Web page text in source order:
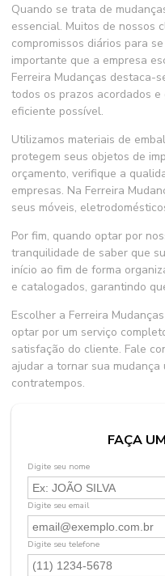
Quando se trata de
essencial. Muitos de nossos
compromissos diários para
importante que a empresa
Ferreira Mudanças destaca-
todos os prazos acordados
eficiente possível.
Utilizamos materiais de
protegem seus objetos de
orçamento, verifique a
empresas. Na Ferreira
seus móveis,
Por fim, quando optar por
tranquilidade de saber que
início ao fim de forma
e catalogados, garantindo
Escolher a Ferreira
optar por um serviço
satisfação do cliente. Fale
ajudar a tornar sua
contratempos.
FAÇA
Digite seu nome
Digite seu email
Digite seu telefone